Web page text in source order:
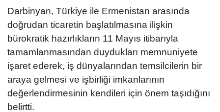
Darbinyan, Türkiye ile Ermenistan arasında
doğrudan ticaretin başlatılmasına ilişkin
bürokratik hazırlıkların 11 Mayıs itibarıyla
tamamlanmasından duydukları memnuniyete
işaret ederek, iş dünyalarından temsilcilerin bir
araya gelmesi ve işbirliği imkanlarının
değerlendirmesinin kendileri için önem taşıdığını
belirtti.